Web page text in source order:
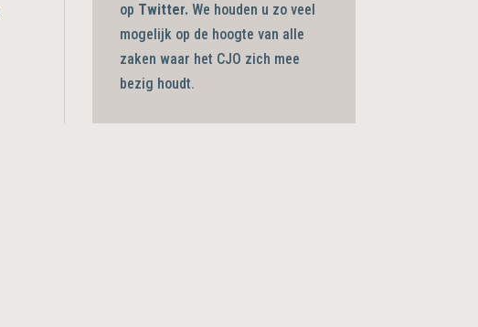
op Twitter. We houden u zo veel
mogelijk op de hoogte van alle
zaken waar het CJO zich mee
bezig houdt.